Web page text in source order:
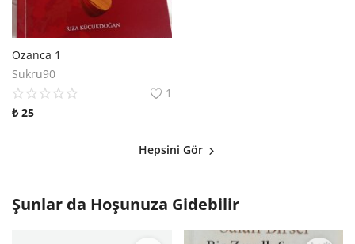
Ozanca 1
Sukru90
1
₺ 25
Hepsini Gör
Şunlar da Hoşunuza Gidebilir